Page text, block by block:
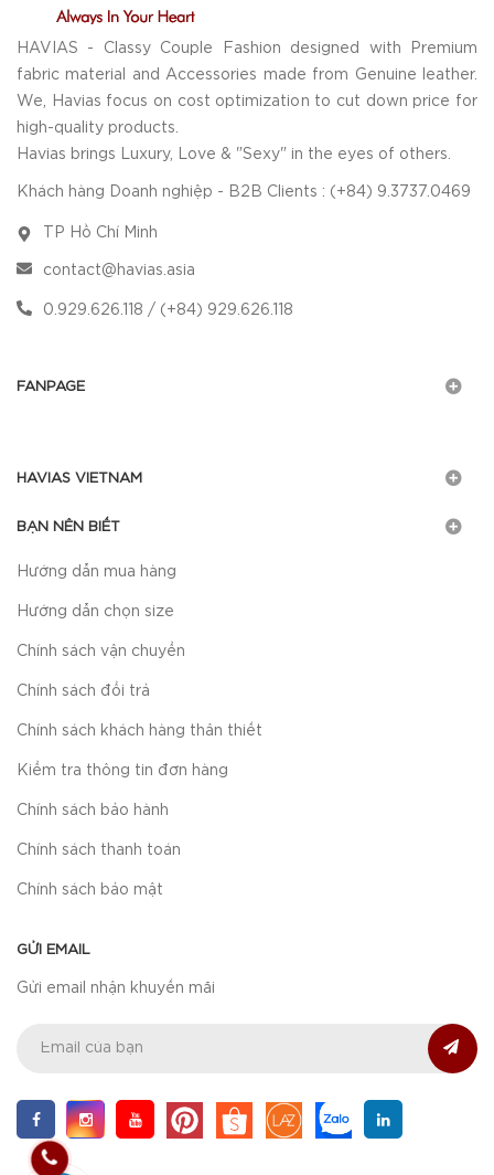
HAVIAS - Classy Couple Fashion designed with Premium
fabric material and Accessories made from Genuine leather.
We, Havias focus on cost optimization to cut down price for
high-quality products.
Havias brings Luxury, Love & "Sexy" in the eyes of others.
Khách hàng Doanh nghiệp - B2B Clients : (+84) 9.3737.0469
TP Hồ Chí Minh
contact@havias.asia
0.929.626.118 / (+84) 929.626.118
FANPAGE
HAVIAS VIETNAM
BẠN NÊN BIẾT
Hướng dẫn mua hàng
Hướng dẫn chọn size
Chính sách vận chuyển
Chính sách đổi trả
Chính sách khách hàng thân thiết
Kiểm tra thông tin đơn hàng
Chính sách bảo hành
Chính sách thanh toán
Chính sách bảo mật
GỬI EMAIL
Gửi email nhận khuyến mãi